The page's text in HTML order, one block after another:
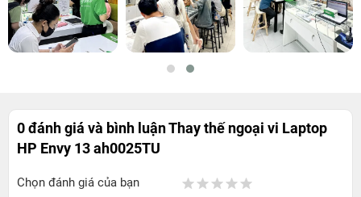
0 đánh giá và bình luậnThay thế ngoại vi Laptop
HP Envy 13 ah0025TU
Chọn đánh giá của bạn